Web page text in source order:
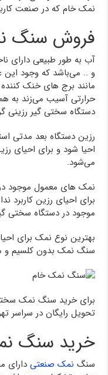
نمک خام که در صنعت
فروش سنگ
آب به طور طبیعی دارای
و .. می‌باشد که وجود
مانند برج های خنک کننده
حرارتی آسیب می‌زند
دستگاه سختی گیر رزینی
رزین دستگاه بعد مدتی
احیا شود و برای احیای
می‌شود.
نمک های معمول موجود در
برای احیای رزین کاربرد
موجود در دستگاه سختی
بهترین نوع نمک برای
سنگ نمک بدون کلسیم و
برای خرید سنگ نمک
تحویل رایگان در سراسر
خرید سنگ
سنگ نمک صنعتی دارای